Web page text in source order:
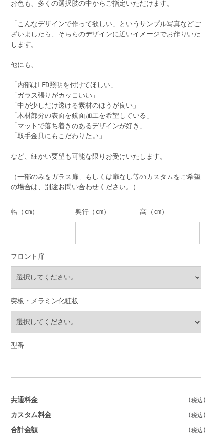
お色も、多くの選択肢の中からご指定いただけます。
「こんなデザインで作って欲しい」というサンプル写真などご
ざいましたら、そちらのデザインに近いイメージでお作りいた
します。
他にも、
「内部はLED照明を付けてほしい」
「ガラス張りがカッコいい」
「中が少しだけ透ける素材のほうが良い」
「木材部分の表面を鏡面加工を希望している」
「マットで落ち着きのあるデザインが好き」
「取手金具にもこだわりたい」
など、細かい要望も可能な限りお受けいたします。
（一部のみをガラス扉、もしくは扉なし等のカスタムをご希望
の場合は、別途お問い合わせください。）
幅（cm） 奥行（cm） 高（cm）
フロント扉
突板・メラミン化粧板
型番
共通料金
カスタム料金
合計金額